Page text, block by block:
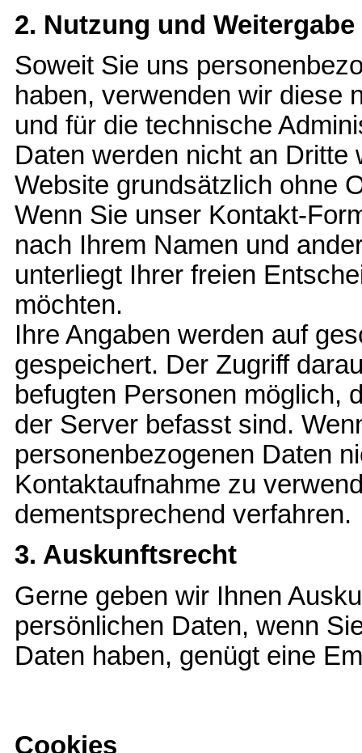
2. Nutzung und
Soweit Sie uns
haben, verwenden wir diese
und für die technische
Daten werden nicht an
Website grundsätzlich ohne
Wenn Sie unser Kontakt-
nach Ihrem Namen und
unterliegt Ihrer freien
möchten.
Ihre Angaben werden auf
gespeichert. Der Zugriff
befugten Personen möglich,
der Server befasst sind.
personenbezogenen Daten
Kontaktaufnahme zu
dementsprechend verfahren.
3. Auskunftsrecht
Gerne geben wir Ihnen
persönlichen Daten, wenn
Daten haben, genügt eine
Cookies